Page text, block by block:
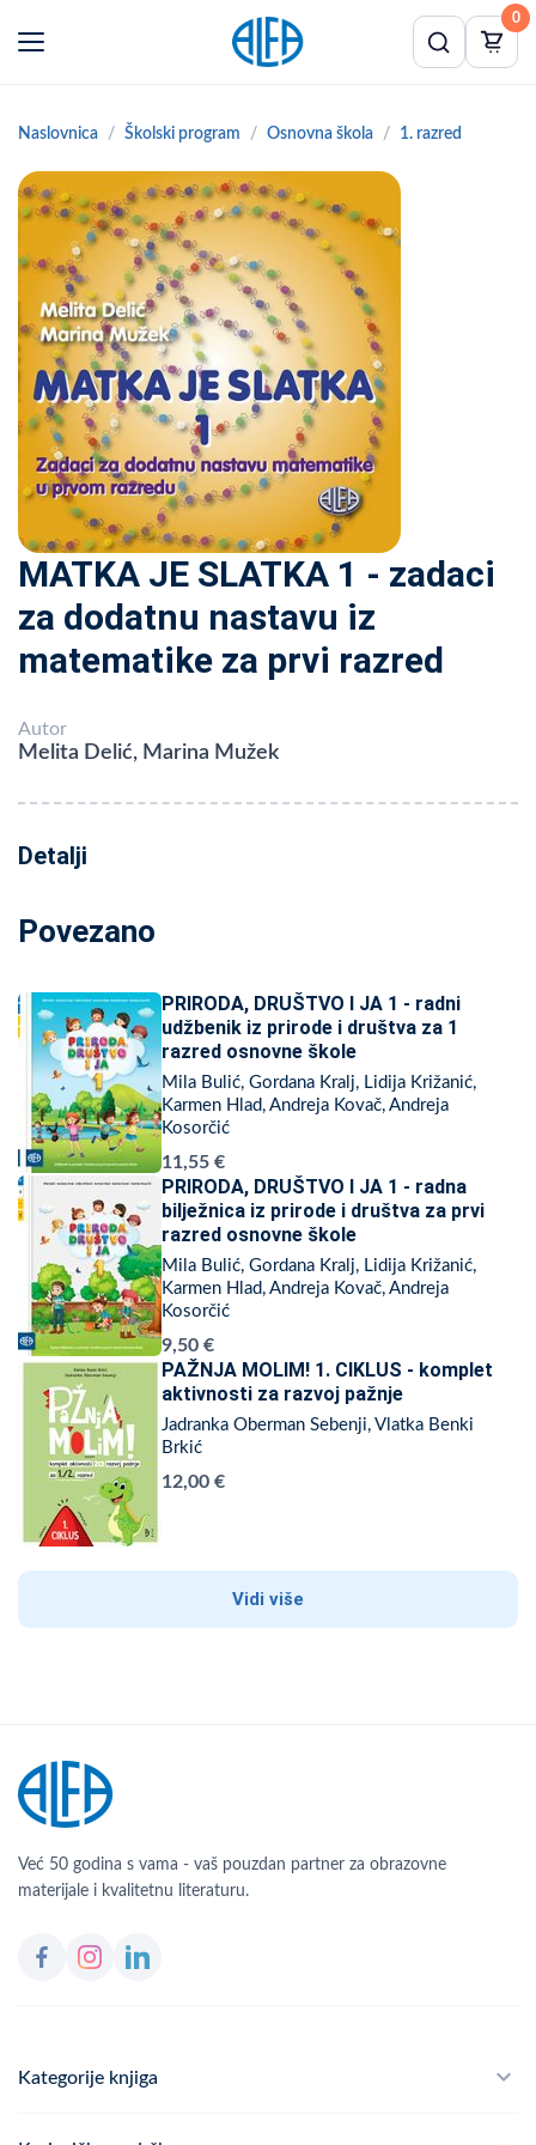
0
Naslovnica Školski program Osnovna škola 1. razred
MATKA JE SLATKA 1 - zadaci
za dodatnu nastavu iz
matematike za prvi razred
Autor
Melita Delić, Marina Mužek
Detalji
Povezano
PRIRODA, DRUŠTVO I JA 1 - radni
udžbenik iz prirode i društva za 1
razred osnovne škole
Mila Bulić, Gordana Kralj, Lidija Križanić,
Karmen Hlad, Andreja Kovač, Andreja
Kosorčić
11,55 €
PRIRODA, DRUŠTVO I JA 1 - radna
bilježnica iz prirode i društva za prvi
razred osnovne škole
Mila Bulić, Gordana Kralj, Lidija Križanić,
Karmen Hlad, Andreja Kovač, Andreja
Kosorčić
9,50 €
PAŽNJA MOLIM! 1. CIKLUS - komplet
aktivnosti za razvoj pažnje
Jadranka Oberman Sebenji, Vlatka Benki
Brkić
12,00 €
Vidi više
Već 50 godina s vama - vaš pouzdan partner za obrazovne
materijale i kvalitetnu literaturu.
Kategorije knjiga
Školski program